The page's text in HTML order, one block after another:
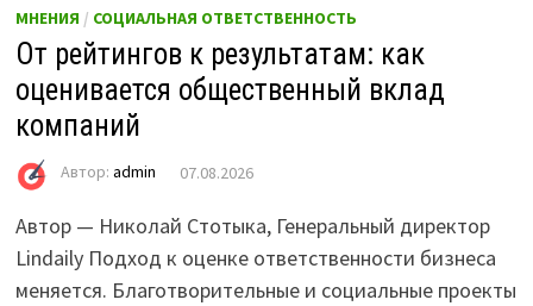
МНЕНИЯ / СОЦИАЛЬНАЯ ОТВЕТСТВЕННОСТЬ
От рейтингов к результатам: как
оценивается общественный вклад
компаний
Автор: admin 07.08.2026
Автор — Николай Стотыка, Генеральный директор
Lindaily Подход к оценке ответственности бизнеса
меняется. Благотворительные и социальные проекты